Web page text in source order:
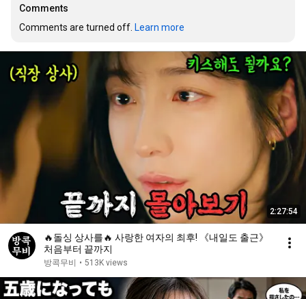
Comments
Comments are turned off. Learn more
2:27:54
🔥돌싱 상사를🔥 사랑한 여자의 최후! 《내일도 출근》
처음부터 끝까지
방콕무비 • 513K views